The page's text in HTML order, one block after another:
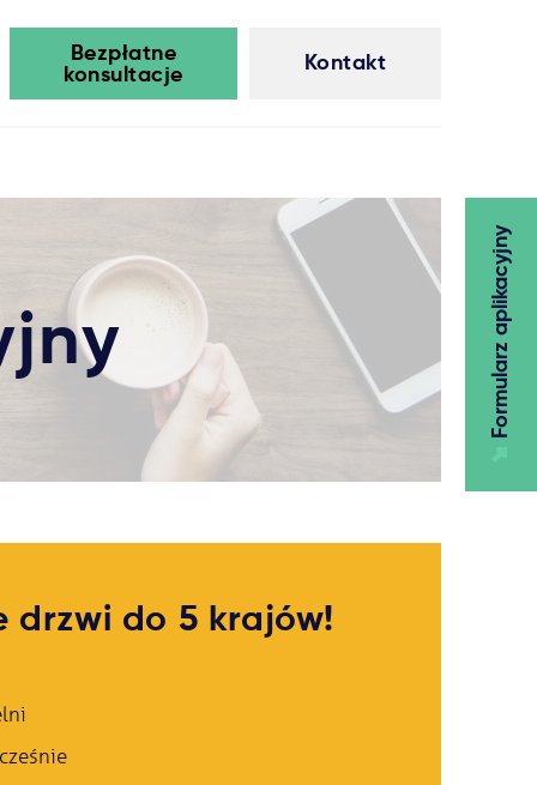
Kontakt
Bezpłatne
konsultacje
Formularz aplikacyjny
do 5 krajów!